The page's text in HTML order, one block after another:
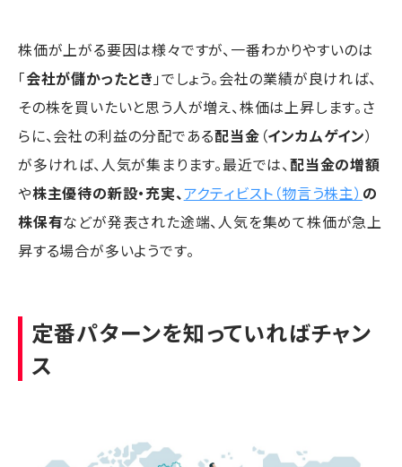
株価が上がる要因は様々ですが、一番わかりやすいのは
「会社が儲かったとき 」でしょう。会社の業績が良ければ、
その株を買いたいと思う人が増え、株価は上昇します。さ
らに、会社の利益の分配である配当金 （インカムゲイン）
が多ければ、人気が集まります。最近では、配当金の増額
や株主優待の新設・充実、アクティビスト（物言う株主） の
株保有などが発表された途端、人気を集めて株価が急上
昇する場合が多いようです。
定番パターンを知っていればチャン
ス